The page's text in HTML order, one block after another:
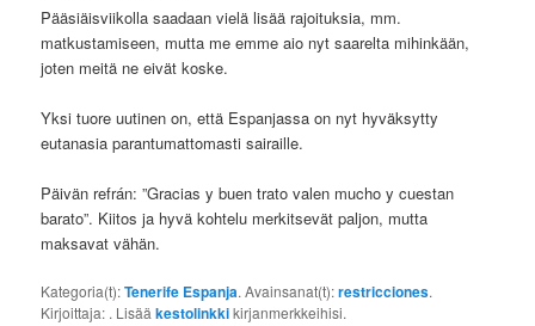
Pääsiäisviikolla saadaan vielä lisää rajoituksia, mm.
matkustamiseen, mutta me emme aio nyt saarelta mihinkään,
joten meitä ne eivät koske.
Yksi tuore uutinen on, että Espanjassa on nyt hyväksytty
eutanasia parantumattomasti sairaille.
Päivän refrán: ”Gracias y buen trato valen mucho y cuestan
barato”. Kiitos ja hyvä kohtelu merkitsevät paljon, mutta
maksavat vähän.
Kategoria(t):Tenerife Espanja. Avainsanat(t):restricciones.
Kirjoittaja: . Lisääkestolinkkikirjanmerkkeihisi.